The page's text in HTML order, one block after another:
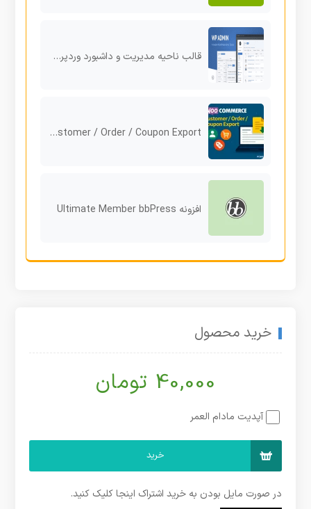
قالب ناحیه مدیریت و داشبورد وردپرس wphave Admin
WooCommerce Customer / Order / Coupon Export مدیریت حرفه‌ای داده‌های فروشگاه آنلاین
افزونه Ultimate Member bbPress
خرید محصول
40,000 تومان
آپدیت مادام العمر
خرید
در صورت مایل بودن به خرید اشتراک اینجا کلیک کنید.